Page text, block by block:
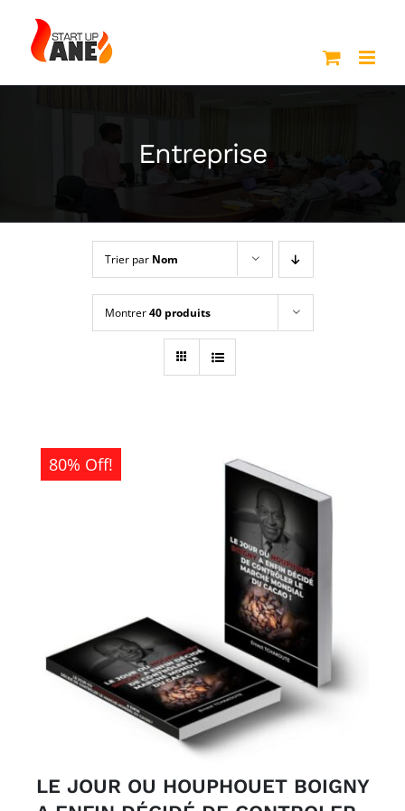
contenu
Entreprise
Trier par Nom
Montrer40 produits
80% Off!
LE JOUR OU HOUPHOUET BOIGNY